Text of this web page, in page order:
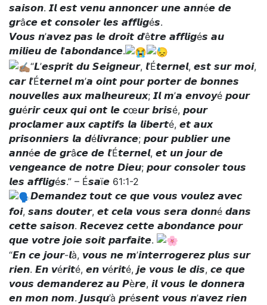
𝙨𝙖𝙞𝙨𝙤𝙣. 𝙄𝙡 𝙚𝙨𝙩 𝙫𝙚𝙣𝙪 𝙖𝙣𝙣𝙤𝙣𝙘𝙚𝙧 𝙪𝙣𝙚 𝙖𝙣𝙣é𝙚 𝙙𝙚
𝙜𝙧â𝙘𝙚 𝙚𝙩 𝙘𝙤𝙣𝙨𝙤𝙡𝙚𝙧 𝙡𝙚𝙨 𝙖𝙛𝙛𝙡𝙞𝙜é𝙨.
𝙑𝙤𝙪𝙨 𝙣’𝙖𝙫𝙚𝙯 𝙥𝙖𝙨 𝙡𝙚 𝙙𝙧𝙤𝙞𝙩 𝙙’ê𝙩𝙧𝙚 𝙖𝙛𝙛𝙡𝙞𝙜é𝙨 𝙖𝙪
𝙢𝙞𝙡𝙞𝙚𝙪 𝙙𝙚 𝙡’𝙖𝙗𝙤𝙣𝙙𝙖𝙣𝙘𝙚.
“𝙇’𝙚𝙨𝙥𝙧𝙞𝙩 𝙙𝙪 𝙎𝙚𝙞𝙜𝙣𝙚𝙪𝙧, 𝙡’É𝙩𝙚𝙧𝙣𝙚𝙡, 𝙚𝙨𝙩 𝙨𝙪𝙧 𝙢𝙤𝙞,
𝙘𝙖𝙧 𝙡’É𝙩𝙚𝙧𝙣𝙚𝙡 𝙢’𝙖 𝙤𝙞𝙣𝙩 𝙥𝙤𝙪𝙧 𝙥𝙤𝙧𝙩𝙚𝙧 𝙙𝙚 𝙗𝙤𝙣𝙣𝙚𝙨
𝙣𝙤𝙪𝙫𝙚𝙡𝙡𝙚𝙨 𝙖𝙪𝙭 𝙢𝙖𝙡𝙝𝙚𝙪𝙧𝙚𝙪𝙭; 𝙄𝙡 𝙢’𝙖 𝙚𝙣𝙫𝙤𝙮é 𝙥𝙤𝙪𝙧
𝙜𝙪é𝙧𝙞𝙧 𝙘𝙚𝙪𝙭 𝙦𝙪𝙞 𝙤𝙣𝙩 𝙡𝙚 𝙘œ𝙪𝙧 𝙗𝙧𝙞𝙨é, 𝙥𝙤𝙪𝙧
𝙥𝙧𝙤𝙘𝙡𝙖𝙢𝙚𝙧 𝙖𝙪𝙭 𝙘𝙖𝙥𝙩𝙞𝙛𝙨 𝙡𝙖 𝙡𝙞𝙗𝙚𝙧𝙩é, 𝙚𝙩 𝙖𝙪𝙭
𝙥𝙧𝙞𝙨𝙤𝙣𝙣𝙞𝙚𝙧𝙨 𝙡𝙖 𝙙é𝙡𝙞𝙫𝙧𝙖𝙣𝙘𝙚; 𝙥𝙤𝙪𝙧 𝙥𝙪𝙗𝙡𝙞𝙚𝙧 𝙪𝙣𝙚
𝙖𝙣𝙣é𝙚 𝙙𝙚 𝙜𝙧â𝙘𝙚 𝙙𝙚 𝙡’É𝙩𝙚𝙧𝙣𝙚𝙡, 𝙚𝙩 𝙪𝙣 𝙟𝙤𝙪𝙧 𝙙𝙚
𝙫𝙚𝙣𝙜𝙚𝙖𝙣𝙘𝙚 𝙙𝙚 𝙣𝙤𝙩𝙧𝙚 𝘿𝙞𝙚𝙪; 𝙥𝙤𝙪𝙧 𝙘𝙤𝙣𝙨𝙤𝙡𝙚𝙧 𝙩𝙤𝙪𝙨
𝙡𝙚𝙨 𝙖𝙛𝙛𝙡𝙞𝙜é𝙨.” – É𝙨𝙖ï𝙚 61:1-2
𝘿𝙚𝙢𝙖𝙣𝙙𝙚𝙯 𝙩𝙤𝙪𝙩 𝙘𝙚 𝙦𝙪𝙚 𝙫𝙤𝙪𝙨 𝙫𝙤𝙪𝙡𝙚𝙯 𝙖𝙫𝙚𝙘
𝙛𝙤𝙞, 𝙨𝙖𝙣𝙨 𝙙𝙤𝙪𝙩𝙚𝙧, 𝙚𝙩 𝙘𝙚𝙡𝙖 𝙫𝙤𝙪𝙨 𝙨𝙚𝙧𝙖 𝙙𝙤𝙣𝙣é 𝙙𝙖𝙣𝙨
𝙘𝙚𝙩𝙩𝙚 𝙨𝙖𝙞𝙨𝙤𝙣. 𝙍𝙚𝙘𝙚𝙫𝙚𝙯 𝙘𝙚𝙩𝙩𝙚 𝙖𝙗𝙤𝙣𝙙𝙖𝙣𝙘𝙚 𝙥𝙤𝙪𝙧
𝙦𝙪𝙚 𝙫𝙤𝙩𝙧𝙚 𝙟𝙤𝙞𝙚 𝙨𝙤𝙞𝙩 𝙥𝙖𝙧𝙛𝙖𝙞𝙩𝙚.
“𝙀𝙣 𝙘𝙚 𝙟𝙤𝙪𝙧-𝙡à, 𝙫𝙤𝙪𝙨 𝙣𝙚 𝙢’𝙞𝙣𝙩𝙚𝙧𝙧𝙤𝙜𝙚𝙧𝙚𝙯 𝙥𝙡𝙪𝙨 𝙨𝙪𝙧
𝙧𝙞𝙚𝙣. 𝙀𝙣 𝙫é𝙧𝙞𝙩é, 𝙚𝙣 𝙫é𝙧𝙞𝙩é, 𝙟𝙚 𝙫𝙤𝙪𝙨 𝙡𝙚 𝙙𝙞𝙨, 𝙘𝙚 𝙦𝙪𝙚
𝙫𝙤𝙪𝙨 𝙙𝙚𝙢𝙖𝙣𝙙𝙚𝙧𝙚𝙯 𝙖𝙪 𝙋è𝙧𝙚, 𝙞𝙡 𝙫𝙤𝙪𝙨 𝙡𝙚 𝙙𝙤𝙣𝙣𝙚𝙧𝙖
𝙚𝙣 𝙢𝙤𝙣 𝙣𝙤𝙢. 𝙅𝙪𝙨𝙦𝙪’à 𝙥𝙧é𝙨𝙚𝙣𝙩 𝙫𝙤𝙪𝙨 𝙣’𝙖𝙫𝙚𝙯 𝙧𝙞𝙚𝙣